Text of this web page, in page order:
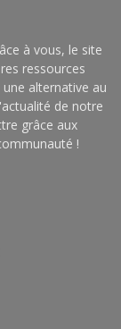
à vous, le site
ressources
alternative au
de notre
grâce aux
!